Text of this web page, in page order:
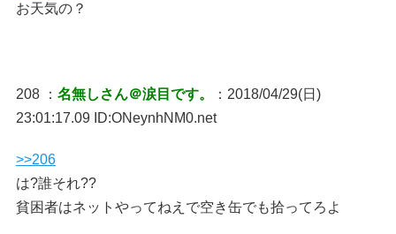
お天気の？
208 ： 名無しさん＠涙目です。
：2018/04/29(日)
23:01:17.09 ID:ONeynhNM0.net
>>206
は?誰それ??
貧困者はネットやってねえで空き缶でも拾ってろよ